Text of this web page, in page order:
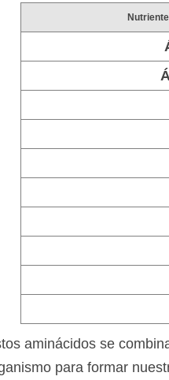
Nutriente
aminácidos se
para formar